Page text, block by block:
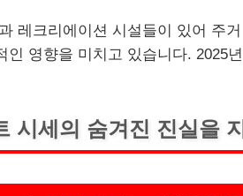
레크리에이션 시설들이 있어 주
인 영향을 미치고 있습니다. 2025
시세의 숨겨진 진실을